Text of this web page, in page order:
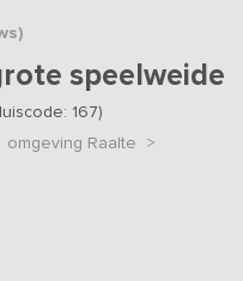
)
speelweide
167)
omgeving Raalte >